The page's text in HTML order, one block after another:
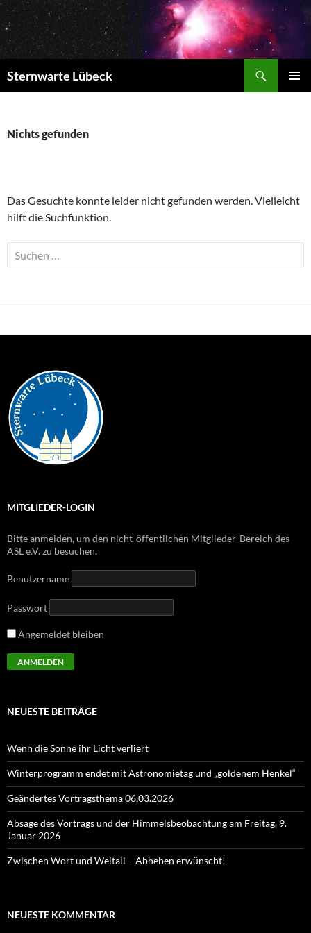
Zum
Inhalt
springen
Sternwarte Lübeck
Nichts gefunden
Das Gesuchte konnte leider nicht gefunden werden. Vielleicht
hilft die Suchfunktion.
Suchen
nach:
MITGLIEDER-LOGIN
Bitte anmelden, um den nicht-öffentlichen Mitglieder-Bereich des
ASL e.V. zu besuchen.
Benutzername
Passwort
Angemeldet bleiben
NEUESTE BEITRÄGE
Wenn die Sonne ihr Licht verliert
Winterprogramm endet mit Astronomietag und „goldenem Henkel“
Geändertes Vortragsthema 06.03.2026
Absage des Vortrags und der Himmelsbeobachtung am Freitag, 9.
Januar 2026
Zwischen Wort und Weltall – Abheben erwünscht!
NEUESTE KOMMENTAR